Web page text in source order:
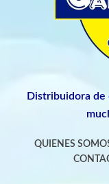
Distribuidora de
QUIENES